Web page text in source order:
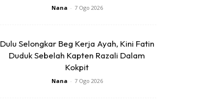
Nana - 7 Ogo 2026
Dulu Selongkar Beg Kerja Ayah, Kini Fatin
Duduk Sebelah Kapten Razali Dalam
Kokpit
Nana - 7 Ogo 2026